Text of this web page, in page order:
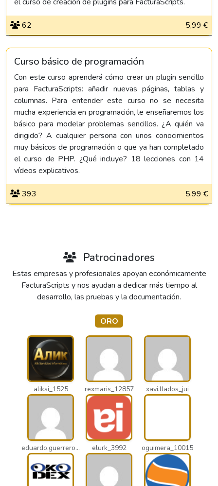
62 5,99 €
Curso básico de programación
Con este curso aprenderá cómo crear un plugin sencillo
para FacturaScripts: añadir nuevas páginas, tablas y
columnas. Para entender este curso no se necesita
mucha experiencia en programación, le enseñaremos los
básico para modelar problemas sencillos. ¿A quién va
dirigido? A cualquier persona con unos conocimientos
muy básicos de programación o que ya han completado
el curso de PHP. ¿Qué incluye? 18 lecciones con 14
vídeos explicativos.
393 5,99 €
Patrocinadores
Estas empresas y profesionales apoyan económicamente
FacturaScripts y nos ayudan a dedicar más tiempo al
desarrollo, las pruebas y la documentación.
ORO
aliksi_1525 rexmaris_12857 xavi.llados_jui
eduardo.guerrero_pto elurk_3992 oguimera_10015